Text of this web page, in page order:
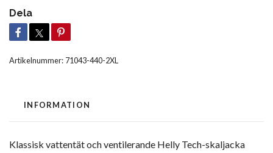
Dela
Artikelnummer: 71043-440-2XL
INFORMATION
Klassisk vattentät och ventilerande Helly Tech-skaljacka